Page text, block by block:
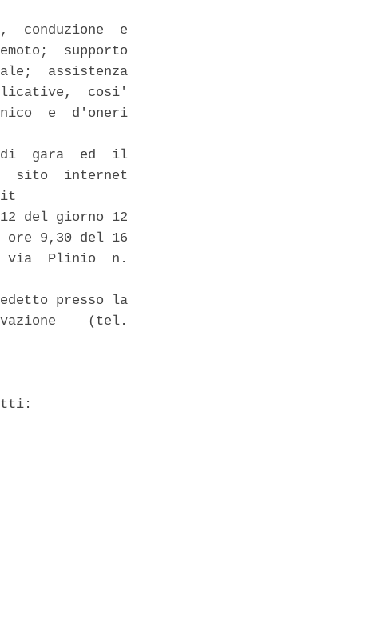
conduzione  e
supporto
assistenza
cosi'
e  d'oneri
gara  ed  il
sito  internet
del giorno 12
9,30 del 16
via  Plinio  n.
presso la
(tel.